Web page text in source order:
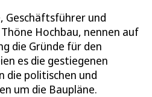
Geschäftsführer und
Hochbau, nennen auf
die Gründe für den
es die gestiegenen
die politischen und
um die Baupläne.